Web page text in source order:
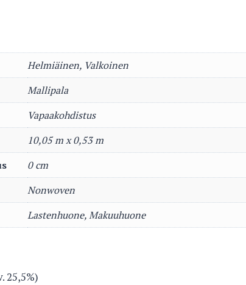
Helmiäinen, Valkoinen
Mallipala
Vapaakohdistus
10,05 m x 0,53 m
0 cm
Nonwoven
Lastenhuone, Makuuhuone
25,5%)